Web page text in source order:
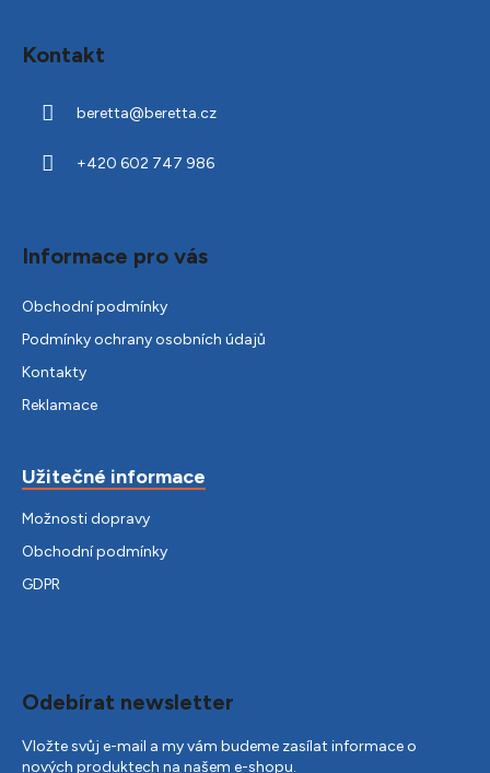
Kontakt
beretta@beretta.cz
+420 602 747 986
Informace pro vás
Obchodní podmínky
Podmínky ochrany osobních údajů
Kontakty
Reklamace
Užitečné informace
Možnosti dopravy
Obchodní podmínky
GDPR
Odebírat newsletter
Vložte svůj e-mail a my vám budeme zasílat informace o
nových produktech na našem e-shopu.